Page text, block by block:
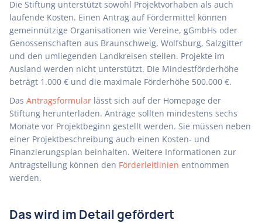
Die Stiftung unterstützt sowohl Projektvorhaben als auch
laufende Kosten. Einen Antrag auf Fördermittel können
gemeinnützige Organisationen wie Vereine, gGmbHs oder
Genossenschaften aus Braunschweig, Wolfsburg, Salzgitter
und den umliegenden Landkreisen stellen. Projekte im
Ausland werden nicht unterstützt. Die Mindestförderhöhe
beträgt 1.000 € und die maximale Förderhöhe 500.000 €.
Das Antragsformular lässt sich auf der Homepage der
Stiftung herunterladen. Anträge sollten mindestens sechs
Monate vor Projektbeginn gestellt werden. Sie müssen neben
einer Projektbeschreibung auch einen Kosten- und
Finanzierungsplan beinhalten. Weitere Informationen zur
Antragstellung können den Förderleitlinien entnommen
werden.
Das wird im Detail gefördert